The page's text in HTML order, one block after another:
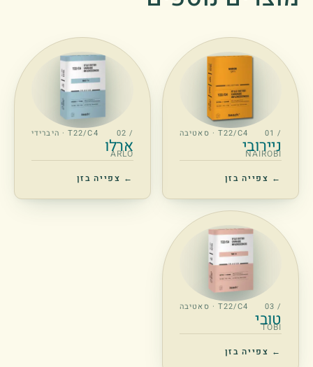
/ 01 T22/C4 · סאטיבה
ניירובי
NAIROBI
← צפייה בזן
/ 02 T22/C4 · היברידי
ארלו
ARLO
← צפייה בזן
/ 03 T22/C4 · סאטיבה
טובי
TOBI
← צפייה בזן